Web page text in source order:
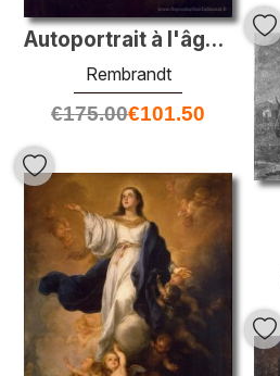
Autoportrait à l'âge de 63 ans
Rembrandt
€175.00€101.50